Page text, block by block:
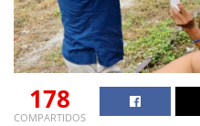
178
COMPARTIDOS